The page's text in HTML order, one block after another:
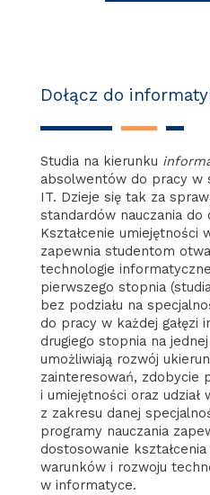
Dołącz do
Studia na kierunku
absolwentów do pracy w
IT. Dzieje się tak za
standardów nauczania
Kształcenie umiejętności
zapewnia studentom
technologie
pierwszego stopnia
bez podziału na
do pracy w każdej gałęzi
drugiego stopnia na
umożliwiają rozwój
zainteresowań, zdobycie
i umiejętności oraz udział
z zakresu danej
programy nauczania
dostosowanie
warunków i rozwoju
w informatyce.